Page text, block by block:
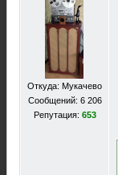
Откуда: Мукачево
Сообщений: 6 206
Репутация: 653